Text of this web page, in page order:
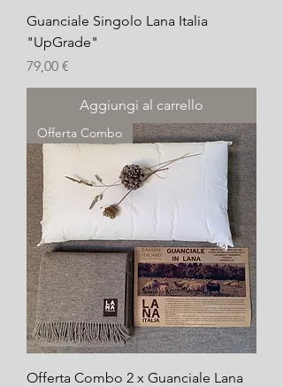
Guanciale Singolo Lana Italia
"UpGrade"
Prezzo
79,00 €
Aggiungi al carrello
Offerta Combo
Offerta Combo 2 x Guanciale Lana